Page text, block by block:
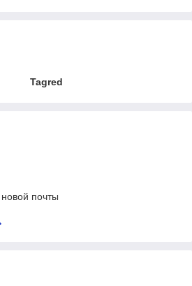
Tagred
почты